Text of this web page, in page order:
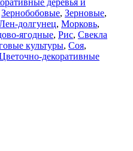
деревья и
Зернобобовые, Зерновые,
долгунец, Морковь,
ягодные, Рис, Свекла
культуры, Соя,
декоративные